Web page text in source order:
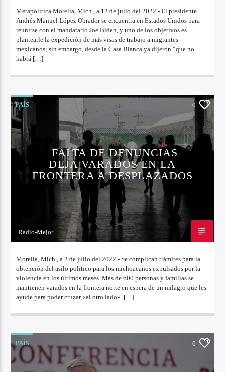
Metapolítica Morelia, Mich., a 12 de julio del 2022.- El presidente
Andrés Manuel López Obrador se encuentra en Estados Unidos para
reunirse con el mandatario Joe Biden, y uno de los objetivos es
plantearle la expedición de más visas de trabajo a migrantes
mexicanos; sin embargo, desde la Casa Blanca ya dijeron “que no
habrá […]
PAÍS 0
FALTA DE DENUNCIAS
DEJA VARADOS EN LA
FRONTERA A DESPLAZADOS
Radio-Mejor
Morelia, Mich., a 2 de julio del 2022.- Se complican trámites para la
obtención del asilo político para los michoacanos expulsados por la
violencia en los últimos meses. Más de 600 personas y familias se
mantienen varados en la frontera norte en espera de un milagro que les
ayude para poder cruzar «al otro lado». […]
PAÍS 0